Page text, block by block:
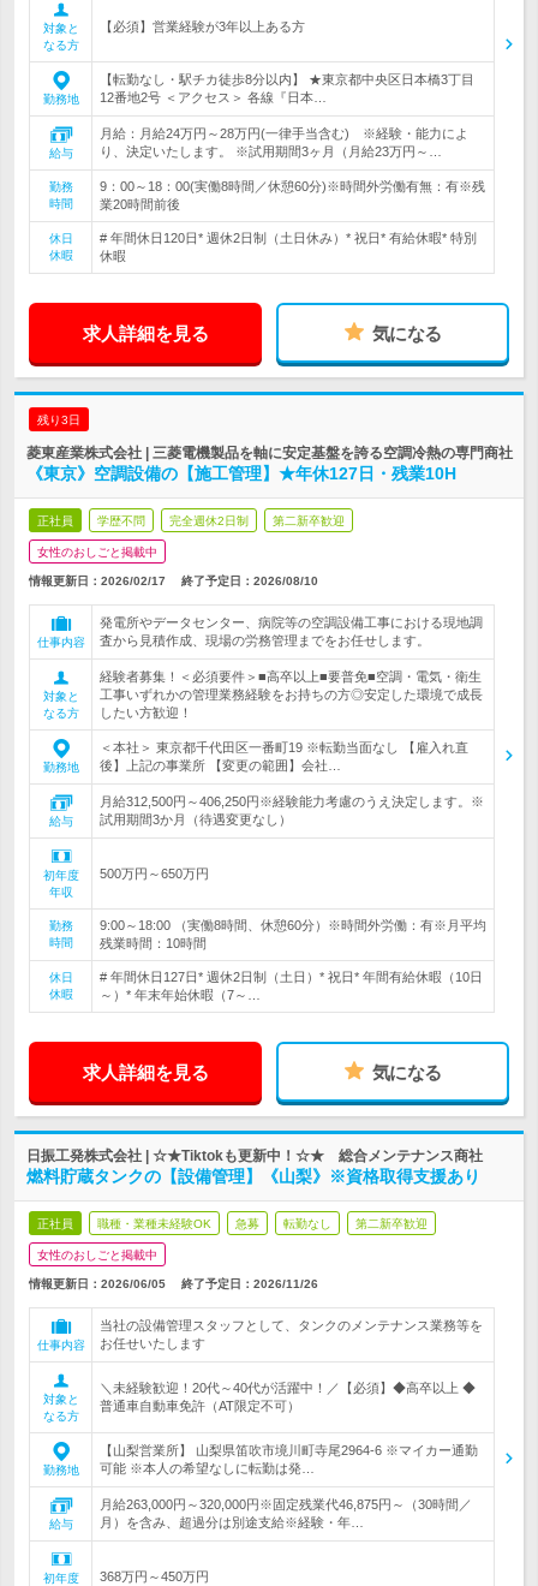
対象と
なる方
【必須】営業経験が3年以上ある方
勤務地
【転勤なし・駅チカ徒歩8分以内】 ★東京都中央区日本橋3丁目
12番地2号 ＜アクセス＞ 各線『日本…
給与
月給：月給24万円～28万円(一律手当含む) ※経験・能力によ
り、決定いたします。 ※試用期間3ヶ月（月給23万円～…
勤務
時間
9：00～18：00(実働8時間／休憩60分)※時間外労働有無：有※残
業20時間前後
休日
休暇
# 年間休日120日* 週休2日制（土日休み）* 祝日* 有給休暇* 特別
休暇
求人詳細を見る 気になる
残り3日
菱東産業株式会社 | 三菱電機製品を軸に安定基盤を誇る空調冷熱の専門商社
《東京》空調設備の【施工管理】★年休127日・残業10H
正社員 学歴不問 完全週休2日制 第二新卒歓迎
女性のおしごと掲載中
情報更新日：2026/02/17 終了予定日： 2026/08/10
仕事内容
発電所やデータセンター、病院等の空調設備工事における現地調
査から見積作成、現場の労務管理までをお任せします。
対象と
なる方
経験者募集！＜必須要件＞■高卒以上■要普免■空調・電気・衛生
工事いずれかの管理業務経験をお持ちの方◎安定した環境で成長
したい方歓迎！
勤務地
＜本社＞ 東京都千代田区一番町19 ※転勤当面なし 【雇入れ直
後】上記の事業所 【変更の範囲】会社…
給与
月給312,500円～406,250円※経験能力考慮のうえ決定します。※
試用期間3か月（待遇変更なし）
初年度
年収
500万円～650万円
勤務
時間
9:00～18:00 （実働8時間、休憩60分）※時間外労働：有※月平均
残業時間：10時間
休日
休暇
# 年間休日127日* 週休2日制（土日）* 祝日* 年間有給休暇（10日
～）* 年末年始休暇（7～…
求人詳細を見る 気になる
日振工発株式会社 | ☆★Tiktokも更新中！☆★ 総合メンテナンス商社
燃料貯蔵タンクの【設備管理】《山梨》※資格取得支援あり
正社員 職種・業種未経験OK 急募 転勤なし 第二新卒歓迎
女性のおしごと掲載中
情報更新日：2026/06/05 終了予定日： 2026/11/26
仕事内容
当社の設備管理スタッフとして、タンクのメンテナンス業務等を
お任せいたします
対象と
なる方
＼未経験歓迎！20代～40代が活躍中！／【必須】◆高卒以上 ◆
普通車自動車免許（AT限定不可）
勤務地
【山梨営業所】 山梨県笛吹市境川町寺尾2964-6 ※マイカー通勤
可能 ※本人の希望なしに転勤は発…
給与
月給263,000円～320,000円※固定残業代46,875円～（30時間／
月）を含み、超過分は別途支給※経験・年…
初年度
368万円～450万円